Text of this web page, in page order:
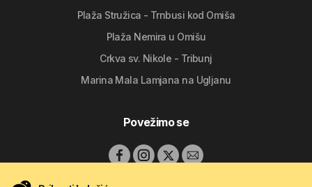
Plaža Stružica - Trnbusi kod Omiša
Plaža Nemira u Omišu
Crkva sv. Nikole - Tribunj
Marina Mala Lamjana na Ugljanu
Povežimo se